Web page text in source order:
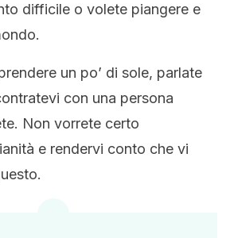
difficile o volete piangere e
un po’ di sole, parlate
con una persona
Non vorrete certo
e rendervi conto che vi